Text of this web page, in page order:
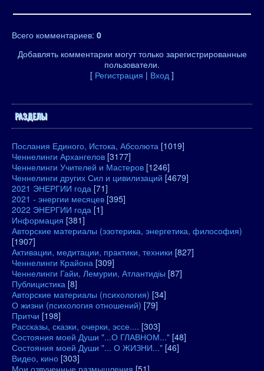
Всего комментариев: 0
Добавлять комментарии могут только зарегистрированные
пользователи.
[ Регистрация | Вход ]
РАЗДЕЛЫ
Послания Единого, Истока, Абсолюта [1019]
Ченнелинги Архангелов [3177]
Ченнелинги Учителей и Мастеров [1246]
Ченнелинги других Сил и цивилизаций [4679]
2021 ЭНЕРГИИ года [71]
2021 - энергии месяцев [395]
2022 ЭНЕРГИИ года [1]
Информация [381]
Авторские материалы (эзотерика, энергетика, философия)
[1907]
Активации, медитации, практики, техники [827]
Ченнелинги Крайона [309]
Ченнелинги Гайи, Лемурии, Атлантидіы [87]
Публицистика [8]
Авторские материалы (психология) [34]
О жизни (психология отношений) [79]
Притчи [198]
Рассказы, сказки, очерки, эссе.... [303]
Состояния моей Души "...О ГЛАВНОМ..." [48]
Состояния моей Души "... О ЖИЗНИ..." [46]
Видео, кино [303]
Мои озвученные размышления [51]